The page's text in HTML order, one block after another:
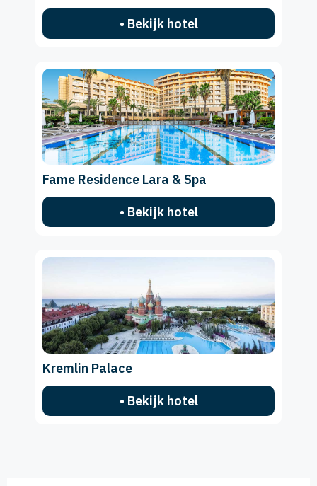
• Bekijk hotel
Fame Residence Lara & Spa
• Bekijk hotel
Kremlin Palace
• Bekijk hotel